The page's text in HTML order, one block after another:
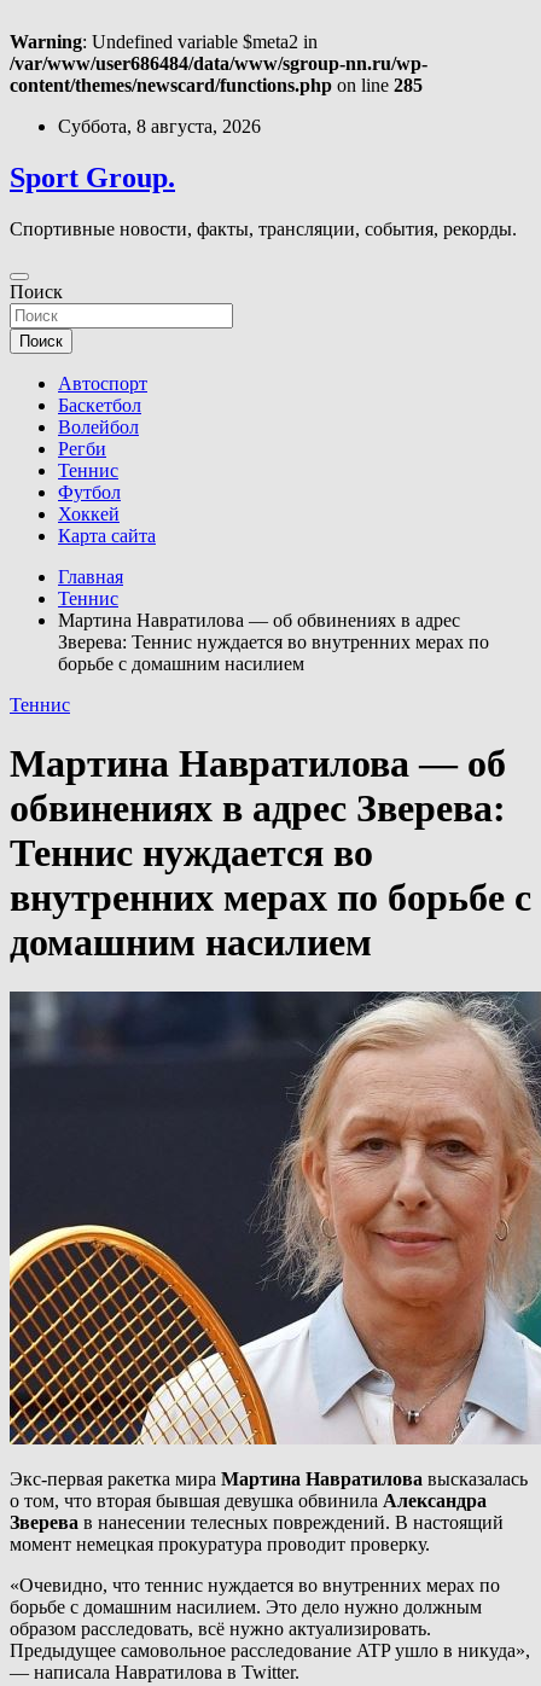
Warning: Undefined variable $meta2 in
/var/www/user686484/data/www/sgroup-nn.ru/wp-
content/themes/newscard/functions.php on line 285
Перейти
содержимому
Суббота, 8 августа, 2026
Sport Group.
Спортивные новости, факты, трансляции, события, рекорды.
Поиск
Поиск
Автоспорт
Баскетбол
Волейбол
Регби
Теннис
Футбол
Хоккей
Карта сайта
Главная
Теннис
Мартина Навратилова — об обвинениях в адрес
Зверева: Теннис нуждается во внутренних мерах по
борьбе с домашним насилием
Теннис
Мартина Навратилова — об
обвинениях в адрес Зверева:
Теннис нуждается во
внутренних мерах по борьбе с
домашним насилием
Экс-первая ракетка мира Мартина Навратилова высказалась
о том, что вторая бывшая девушка обвинила Александра
Зверева в нанесении телесных повреждений. В настоящий
момент немецкая прокуратура проводит проверку.
«Очевидно, что теннис нуждается во внутренних мерах по
борьбе с домашним насилием. Это дело нужно должным
образом расследовать, всё нужно актуализировать.
Предыдущее самовольное расследование ATP ушло в никуда»,
— написала Навратилова в Twitter.